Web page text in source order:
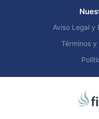
Aviso Legal y
Términos